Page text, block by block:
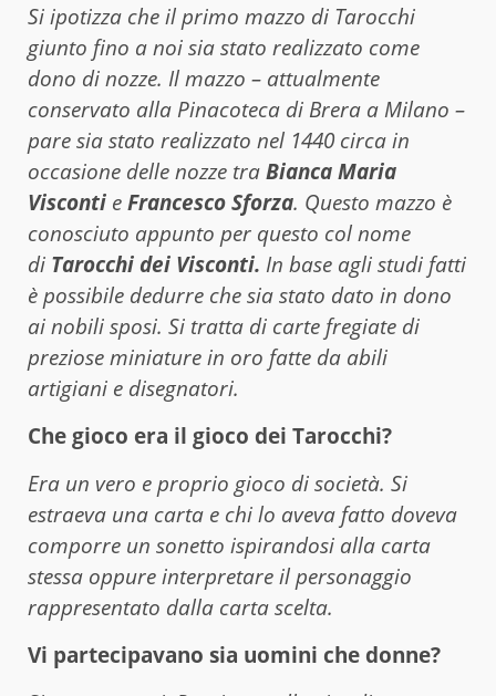
Si ipotizza che il primo mazzo di Tarocchi
giunto fino a noi sia stato realizzato come
dono di nozze. Il mazzo – attualmente
conservato alla Pinacoteca di Brera a Milano –
pare sia stato realizzato nel 1440 circa in
occasione delle nozze traBianca Maria
Visconti eFrancesco Sforza. Questo mazzo è
conosciuto appunto per questo col nome
di Tarocchi dei Visconti. In base agli studi fatti
è possibile dedurre che sia stato dato in dono
ai nobili sposi. Si tratta di carte fregiate di
preziose miniature in oro fatte da abili
artigiani e disegnatori.
Che gioco era il gioco dei Tarocchi?
Era un vero e proprio gioco di società. Si
estraeva una carta e chi lo aveva fatto doveva
comporre un sonetto ispirandosi alla carta
stessa oppure interpretare il personaggio
rappresentato dalla carta scelta.
Vi partecipavano sia uomini che donne?